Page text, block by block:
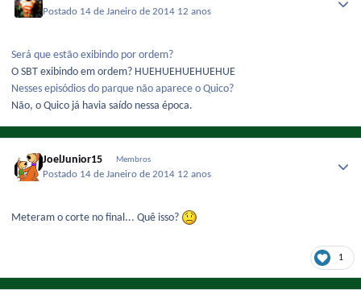
Postado 14 de Janeiro de 2014 12 anos
Será que estão exibindo por ordem?
O SBT exibindo em ordem? HUEHUEHUEHUEHUE
Nesses episódios do parque não aparece o Quico?
Não, o Quico já havia saído nessa época.
JoelJunior15 Membros
Postado 14 de Janeiro de 2014 12 anos
Meteram o corte no final... Quê isso?
1